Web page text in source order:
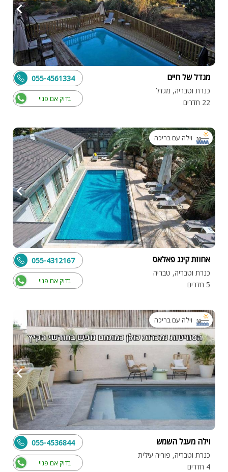
מגדל של חיים
כנרת וטבריה, מגדל
22 חדרים
בדוק אם פנוי
055-4561334
וילה עם בריכה
אחוזת קינג פאלאס
כנרת וטבריה, טבריה
5 חדרים
בדוק אם פנוי
055-4312167
וילה עם בריכה
וילה מעגל השמש
כנרת וטבריה, פוריה עילית
4 חדרים
בדוק אם פנוי
055-4536844